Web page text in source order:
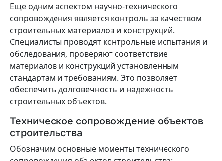
Еще одним аспектом научно-технического
сопровождения является контроль за качеством
строительных материалов и конструкций.
Специалисты проводят контрольные испытания и
обследования, проверяют соответствие
материалов и конструкций установленным
стандартам и требованиям. Это позволяет
обеспечить долговечность и надежность
строительных объектов.
Техническое сопровождение объектов
строительства
Обозначим основные моменты технического